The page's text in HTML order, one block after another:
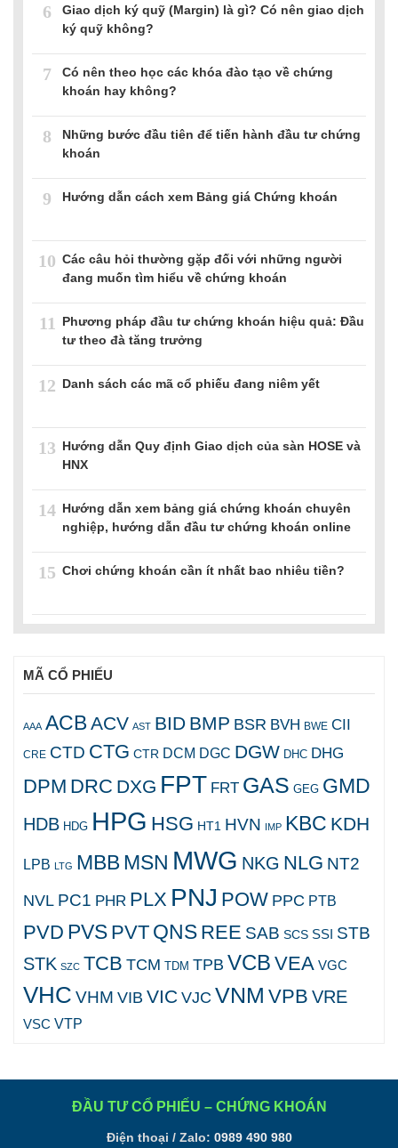
6
Giao dịch ký quỹ (Margin) là gì? Có nên giao dịch
ký quỹ không?
7
Có nên theo học các khóa đào tạo về chứng
khoán hay không?
8
Những bước đầu tiên để tiến hành đầu tư chứng
khoán
9 Hướng dẫn cách xem Bảng giá Chứng khoán
10 Các câu hỏi thường gặp đối với những người
đang muốn tìm hiểu về chứng khoán
11
Phương pháp đầu tư chứng khoán hiệu quả: Đầu
tư theo đà tăng trưởng
12 Danh sách các mã cổ phiếu đang niêm yết
13 Hướng dẫn Quy định Giao dịch của sàn HOSE và
HNX
14 Hướng dẫn xem bảng giá chứng khoán chuyên
nghiệp, hướng dẫn đầu tư chứng khoán online
15 Chơi chứng khoán cần ít nhất bao nhiêu tiền?
MÃ CỔ PHIẾU
AAA ACBACV AST BID BMP BSR BVH BWE CII
CRE CTD CTG CTR DCM DGC DGW DHC DHG
DPM DRC DXG FPT FRT GAS GEG GMD
HDB HDG HPG HSG HT1 HVN IMP KBC KDH
LPB LTG MBBMSN MWG NKG NLG NT2
NVL PC1 PHR PLX PNJ POW PPC PTB
PVD PVS PVT QNS REE SAB SCS SSI STB
STK SZC TCB TCM TDM TPB VCB VEA VGC
VHC VHM VIB VICVJC VNM VPB VRE
VSC VTP
ĐẦU TƯ CỔ PHIẾU – CHỨNG KHOÁN
Điện thoại / Zalo: 0989 490 980